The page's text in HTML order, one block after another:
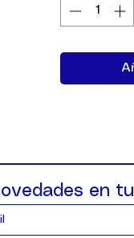
en tu